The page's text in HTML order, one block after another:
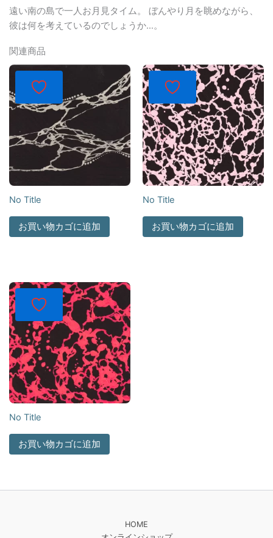
遠い南の島で一人お月見タイム。 ぼんやり月を眺めながら、
彼は何を考えているのでしょうか…。
関連商品
No Title
お買い物カゴに追加
No Title
お買い物カゴに追加
No Title
お買い物カゴに追加
HOME